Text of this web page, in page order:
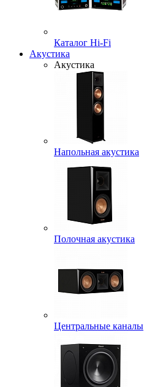
Каталог Hi-Fi
Акустика
Акустика
Напольная акустика
Полочная акустика
Центральные каналы